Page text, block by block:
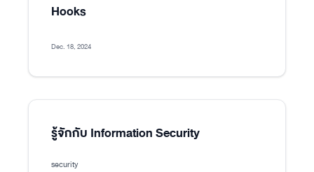
Hooks
Dec. 18, 2024
รู้จักกับ Information Security
security